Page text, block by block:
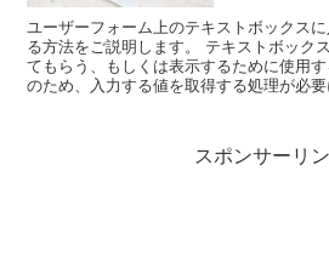
ユーザーフォーム上のテキストボックス
る方法をご説明します。 テキストボック
てもらう、もしくは表示するために使用
のため、入力する値を取得する処理が必要
スポンサーリ